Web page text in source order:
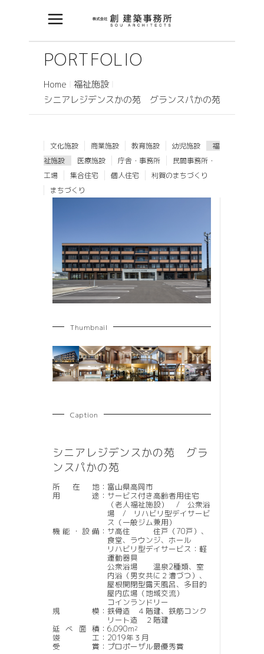
PORTFOLIO
Home
福祉施設
シニアレジデンスかの苑 グランスパかの苑
文化施設 商業施設 教育施設 幼児施設
福
祉施設
医療施設 庁舎・事務所
民間事務所・
工場
集合住宅 個人住宅
利賀のまちづくり
まちづくり
Thumbnail
Caption
シニアレジデンスかの苑 グラ
ンスパかの苑
所在地 ： 富山県高岡市
用途 ： サービス付き高齢者用住宅
（老人福祉施設） / 公衆浴
場 / リハビリ型デイサービ
ス（一般ジム兼用）
機能・設備 ： サ高住 住戸（70戸）、
食堂、ラウンジ、ホール
リハビリ型デイサービス：軽
運動器具
公衆浴場 温泉2種類、室
内浴（男女共に２漕づつ）、
屋根開閉型露天風呂、多目的
屋内広場（地域交流）
コインランドリー
規模 ： 鉄骨造 ４階建、鉄筋コンク
リート造 ２階建
延べ面積 ： 6,090m2
竣工 ： 2019年３月
受賞 ： プロポーザル最優秀賞